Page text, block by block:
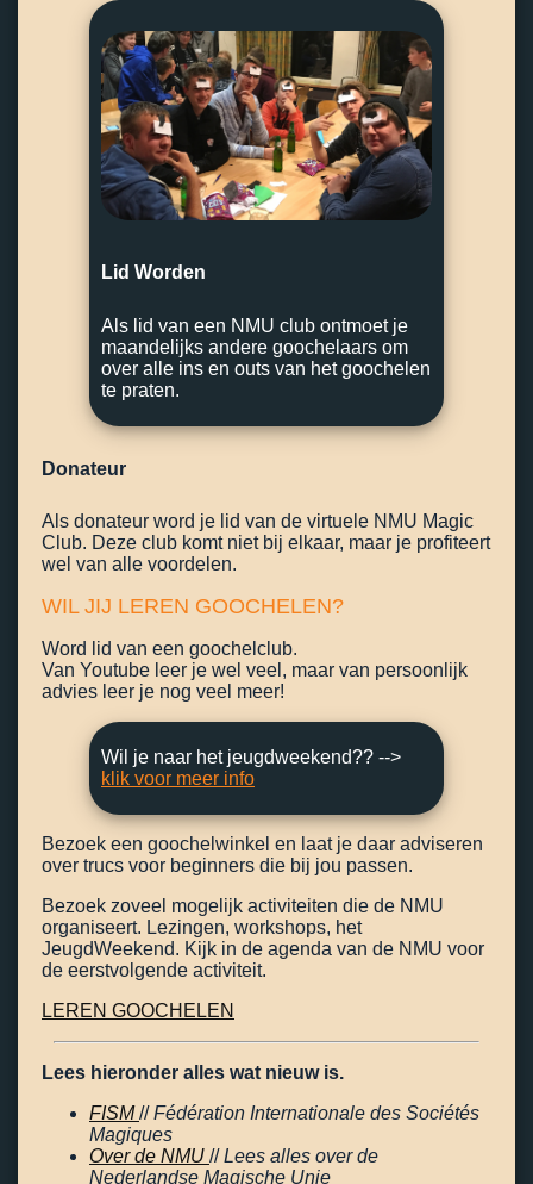
Lid Worden
Als lid van een NMU club ontmoet je
maandelijks andere goochelaars om
over alle ins en outs van het goochelen
te praten.
Donateur
Als donateur word je lid van de virtuele NMU Magic
Club. Deze club komt niet bij elkaar, maar je profiteert
wel van alle voordelen.
WIL JIJ LEREN GOOCHELEN?
Word lid van een goochelclub.
Van Youtube leer je wel veel, maar van persoonlijk
advies leer je nog veel meer!
Wil je naar het jeugdweekend?? -->
klik voor meer info
Bezoek een goochelwinkel en laat je daar adviseren
over trucs voor beginners die bij jou passen.
Bezoek zoveel mogelijk activiteiten die de NMU
organiseert. Lezingen, workshops, het
JeugdWeekend. Kijk in de agenda van de NMU voor
de eerstvolgende activiteit.
LEREN GOOCHELEN
Lees hieronder alles wat nieuw is.
FISM//Fédération Internationale des Sociétés
Magiques
Over de NMU //Lees alles over de
Nederlandse Magische Unie